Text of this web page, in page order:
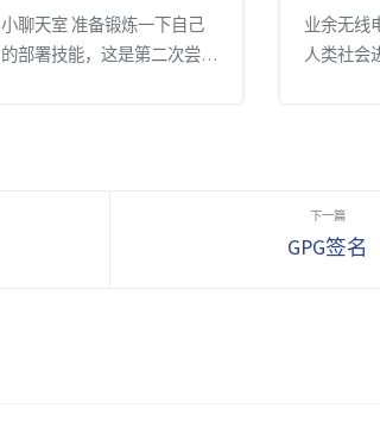
小聊天室 准备锻炼一下自己
的部署技能，这是第二次尝试
业余无线
人类社会
电缆或
GPG签名